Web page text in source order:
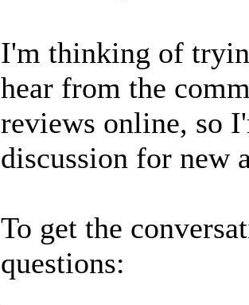
I'm thinking of
hear from the
reviews online, so
discussion for new
To get the
questions: